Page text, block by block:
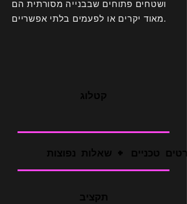
ושטחים פתוחים שבבנייה מסורתית הם
מאוד יקרים או לפעמים בלתי אפשריים.
קטלוג
פרטים טכניים + שאלות נפוצות
תקציב